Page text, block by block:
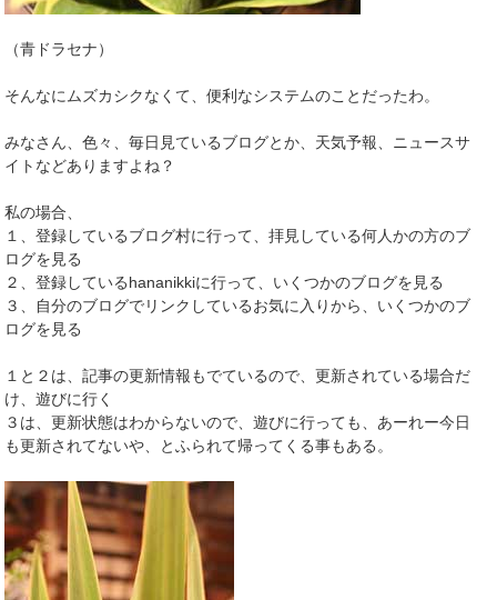
（青ドラセナ）
そんなにムズカシクなくて、便利なシステムのことだったわ。
みなさん、色々、毎日見ているブログとか、天気予報、ニュースサ
イトなどありますよね？
私の場合、
１、登録しているブログ村に行って、拝見している何人かの方のブ
ログを見る
２、登録しているhananikkiに行って、いくつかのブログを見る
３、自分のブログでリンクしているお気に入りから、いくつかのブ
ログを見る
１と２は、記事の更新情報もでているので、更新されている場合だ
け、遊びに行く
３は、更新状態はわからないので、遊びに行っても、あーれー今日
も更新されてないや、とふられて帰ってくる事もある。